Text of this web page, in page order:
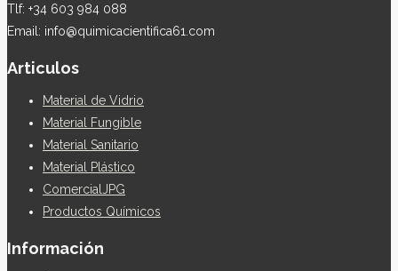
Tlf: +34 603 984 088
Email: info@quimicacientifica61.com
Articulos
Material de Vidrio
Material Fungible
Material Sanitario
Material Plástico
ComercialJPG
Productos Químicos
Información